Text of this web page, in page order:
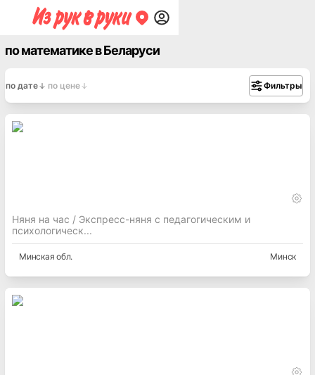
по математике в Беларуси
по дате по цене Фильтры
Няня на час / Экспресс-няня с педагогическим и
психологическ...
Минская обл. Минск